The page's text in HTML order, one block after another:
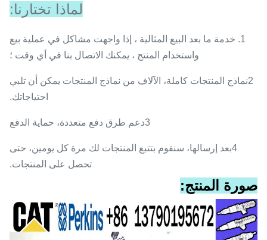
لماذا تختارنا:
1. خدمة ما بعد البيع المثالية ، إذا واجهت مشاكل في عملية بيع
واستخدام المنتج ، يمكنك الاتصال بنا في أي وقت ؛
2نماذج المنتجات كاملة، الآلاف من نماذج المنتجات يمكن أن تلبي
احتياجاتك.
3دعم طرق دفع متعددة، حماية الدفع
4بعد إرسالها، سنقوم بتتبع المنتجات لك مرة كل يومين، حتى
تحصل على المنتجات.
صورة المنتج: